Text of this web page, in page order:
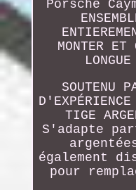
Porsche
MONTER
SOUTENU
TIGE
S'adapte
également
pour